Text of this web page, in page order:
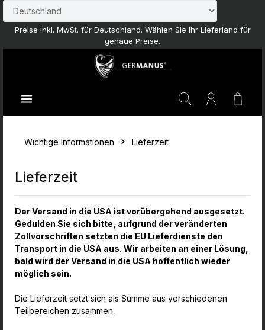
Zum Hauptinhalt springen
Preise inkl. MwSt. für Deutschland. Wählen Sie Ihr Lieferland für
genaue Preise.
Wichtige Informationen Lieferzeit
Lieferzeit
Der Versand in die USA ist vorübergehend ausgesetzt.
Gedulden Sie sich bitte, aufgrund der veränderten
Zollvorschriften setzten die EU Lieferdienste den
Transport in die USA aus. Wir arbeiten an einer Lösung,
bald wird der Versand in die USA hoffentlich wieder
möglich sein.
Die Lieferzeit setzt sich als Summe aus verschiedenen
Teilbereichen zusammen.